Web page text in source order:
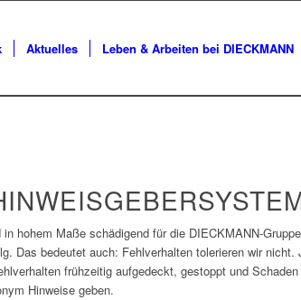
Aktuelles Leben & Arbeiten bei DIECKMANN
hohem Maße schädigend für die DIECKMANN-
Das bedeutet auch: Fehlverhalten tolerieren wir
frühzeitig aufgedeckt, gestoppt und
Hinweise geben.